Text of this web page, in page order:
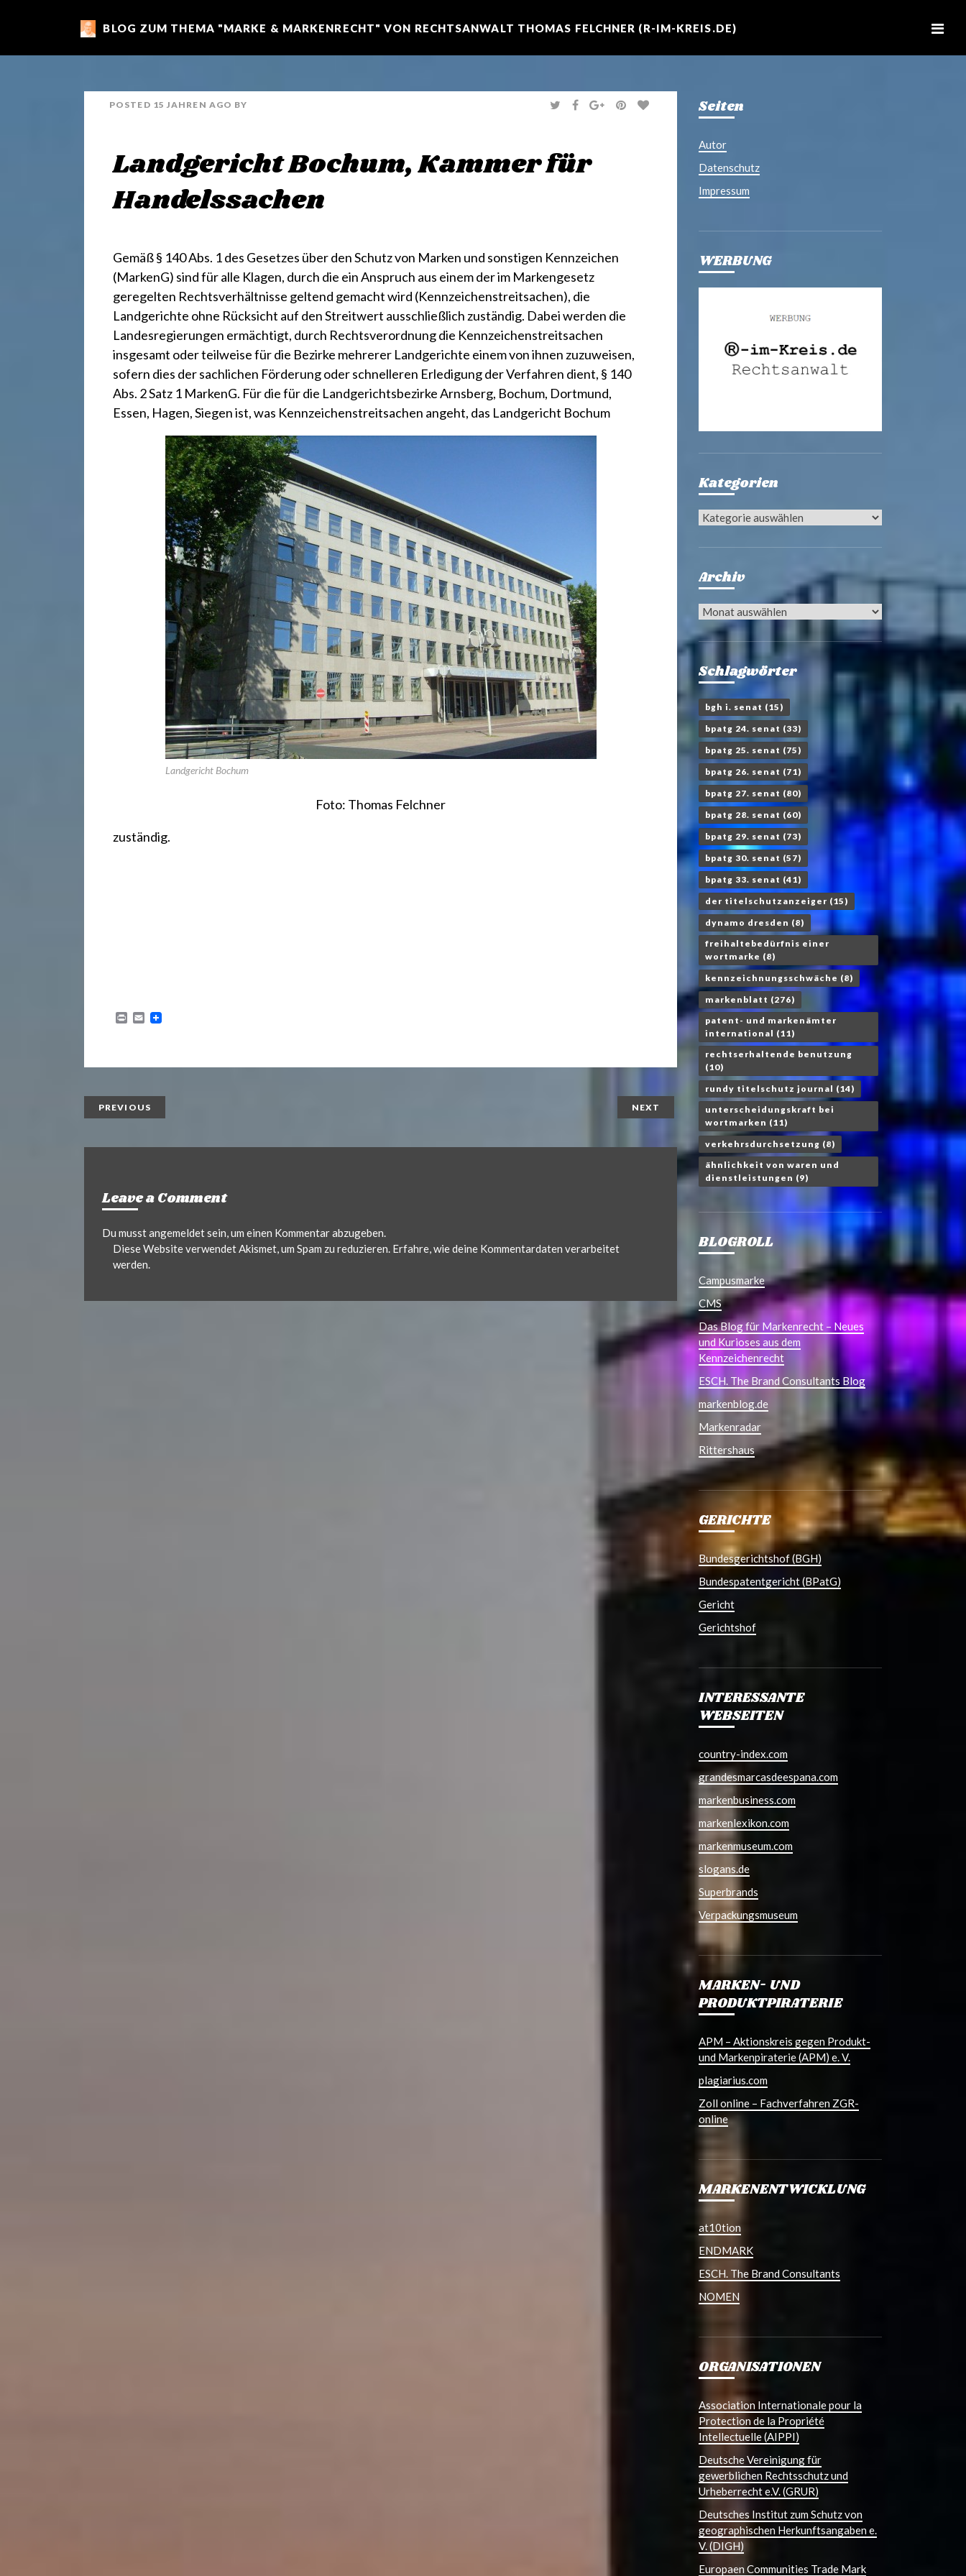
m
a
BLOG ZUM THEMA "MARKE & MARKENRECHT" VON RECHTSANWALT THOMAS FELCHNER (R-IM-KREIS.DE)
POSTED 15 JAHREN AGO BY
T
W
R
F
A
O
K
G
O
P
I
Landgericht Bochum, Kammer für
Handelssachen
Gemäß § 140 Abs. 1 des Gesetzes über den Schutz von Marken und sonstigen Kennzeichen
(MarkenG) sind für alle Klagen, durch die ein Anspruch aus einem der im Markengesetz
geregelten Rechtsverhältnisse geltend gemacht wird (Kennzeichenstreitsachen), die
Landgerichte ohne Rücksicht auf den Streitwert ausschließlich zuständig. Dabei werden die
Landesregierungen ermächtigt, durch Rechtsverordnung die Kennzeichenstreitsachen
insgesamt oder teilweise für die Bezirke mehrerer Landgerichte einem von ihnen zuzuweisen,
sofern dies der sachlichen Förderung oder schnelleren Erledigung der Verfahren dient, § 140
Abs. 2 Satz 1 MarkenG. Für die für die Landgerichtsbezirke Arnsberg, Bochum, Dortmund,
Essen, Hagen, Siegen ist, was Kennzeichenstreitsachen angeht, das Landgericht Bochum
Landgericht Bochum
Foto: Thomas Felchner
zuständig.
E
PREVIOUS NEXT
Leave a Comment
Du musstangemeldetsein, um einen Kommentar abzugeben.
Diese Website verwendet Akismet, um Spam zu reduzieren. Erfahre, wie deine Kommentardaten verarbeitet
werden.
Seiten
Autor
Datenschutz
Impressum
WERBUNG
Kategorien
Kategorien
Archiv
Archiv
Schlagwörter
bgh i. senat (15)
bpatg 24. senat (33)
bpatg 25. senat (75)
bpatg 26. senat (71)
bpatg 27. senat (80)
bpatg 28. senat (60)
bpatg 29. senat (73)
bpatg 30. senat (57)
bpatg 33. senat (41)
der titelschutzanzeiger (15)
dynamo dresden (8)
freihaltebedürfnis einer
wortmarke (8)
kennzeichnungsschwäche (8)
markenblatt (276)
patent- und markenämter
international (11)
rechtserhaltende benutzung
(10)
rundy titelschutz journal (14)
unterscheidungskraft bei
wortmarken (11)
verkehrsdurchsetzung (8)
ähnlichkeit von waren und
dienstleistungen (9)
BLOGROLL
Campusmarke
CMS
Das Blog für Markenrecht – Neues
und Kurioses aus dem
Kennzeichenrecht
ESCH. The Brand Consultants Blog
markenblog.de
Markenradar
Rittershaus
GERICHTE
Bundesgerichtshof (BGH)
Bundespatentgericht (BPatG)
Gericht
Gerichtshof
INTERESSANTE
WEBSEITEN
country-index.com
grandesmarcasdeespana.com
markenbusiness.com
markenlexikon.com
markenmuseum.com
slogans.de
Superbrands
Verpackungsmuseum
MARKEN- UND
PRODUKTPIRATERIE
APM – Aktionskreis gegen Produkt-
und Markenpiraterie (APM) e. V.
plagiarius.com
Zoll online – Fachverfahren ZGR-
online
MARKENENTWICKLUNG
at10tion
ENDMARK
ESCH. The Brand Consultants
NOMEN
ORGANISATIONEN
Association Internationale pour la
Protection de la Propriété
Intellectuelle (AIPPI)
Deutsche Vereinigung für
gewerblichen Rechtsschutz und
Urheberrecht e.V. (GRUR)
Deutsches Institut zum Schutz von
geographischen Herkunftsangaben e.
V. (DIGH)
Europaen Communities Trade Mark